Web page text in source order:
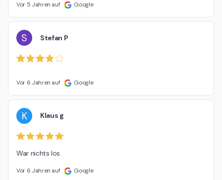
Vor 5 Jahren auf Google
S Stefan P
Vor 6 Jahren auf Google
K Klaus g
War nichts los
Vor 6 Jahren auf Google